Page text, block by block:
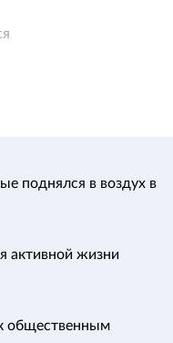
поднялся в воздух в
активной жизни
общественным